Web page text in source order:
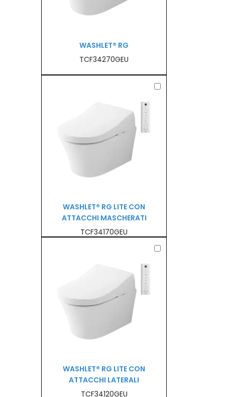
WASHLET® RG
TCF34270GEU
WASHLET® RG LITE CON
ATTACCHI MASCHERATI
TCF34170GEU
WASHLET® RG LITE CON
ATTACCHI LATERALI
TCF34120GEU